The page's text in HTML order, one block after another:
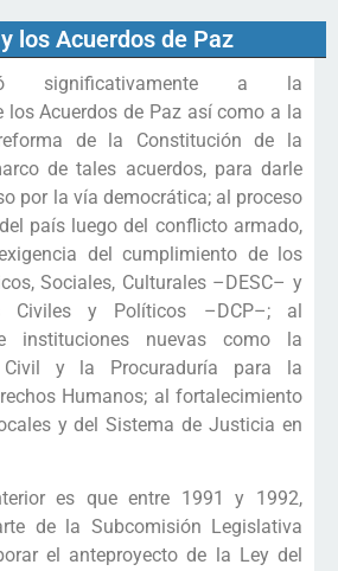
y los Acuerdos de Paz
significativamente a la
los Acuerdos de Paz así como a la
de la Constitución de la
de tales acuerdos, para darle
por la vía democrática; al proceso
país luego del conflicto armado,
del cumplimiento de los
Sociales, Culturales –DESC– y
Civiles y Políticos –DCP–; al
instituciones nuevas como la
Civil y la Procuraduría para la
Humanos; al fortalecimiento
y del Sistema de Justicia en
es que entre 1991 y 1992,
de la Subcomisión Legislativa
el anteproyecto de la Ley del